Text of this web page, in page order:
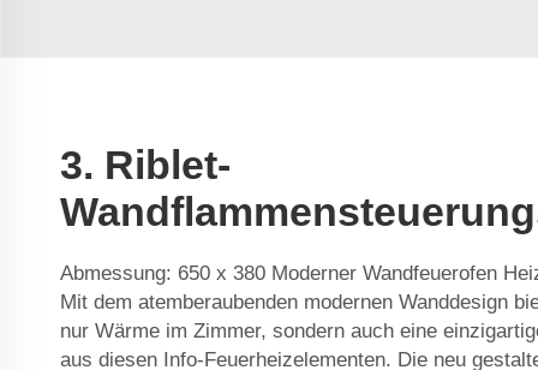
3. Riblet-
Abmessung: 650 x 380 Moderner Wandfeuerofen
Mit dem atemberaubenden modernen Wanddesign
nur Wärme im Zimmer, sondern auch eine
aus diesen Info-Feuerheizelementen. Die neu